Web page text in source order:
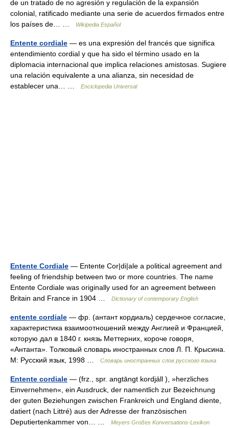
de un tratado de no agresión y regulación de la expansión
colonial, ratificado mediante una serie de acuerdos firmados entre
los países de… …
Wikipedia Español
Entente cordiale — es una expresión del francés que significa
entendimiento cordial y que ha sido el término usado en la
diplomacia internacional que implica relaciones amistosas. Sugiere
una relación equivalente a una alianza, sin necesidad de
establecer una… …
Enciclopedia Universal
Entente Cordiale — Entente Cor|di|ale a political agreement and
feeling of friendship between two or more countries. The name
Entente Cordiale was originally used for an agreement between
Britain and France in 1904 …
Dictionary of contemporary English
entente cordiale — фр. (антант кордиаль) сердечное согласие,
характеристика взаимоотношений между Англией и Францией,
которую дал в 1840 г. князь Меттерних, короче говоря,
«Антанта». Толковый словарь иностранных слов Л. П. Крысина.
М: Русский язык, 1998 …
Словарь иностранных слов русского языка
Entente cordiale — (frz., spr. angtāngt kordjáll ), »herzliches
Einvernehmen«, ein Ausdruck, der namentlich zur Bezeichnung
der guten Beziehungen zwischen Frankreich und England diente,
datiert (nach Littré) aus der Adresse der französischen
Deputiertenkammer von… …
Meyers Großes Konversations-Lexikon